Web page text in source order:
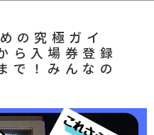
の究極ガイ
ら入場券登録
で！みんなの